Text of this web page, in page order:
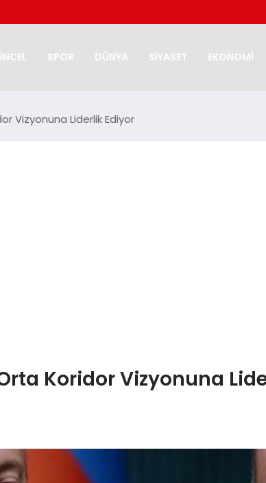
SPOR DÜNYA SİYASET EKONOMİ
Vizyonuna Liderlik Ediyor
Koridor Vizyonuna